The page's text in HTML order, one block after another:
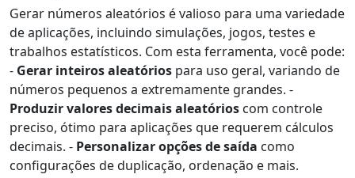
Gerar números aleatórios é valioso para uma variedade
de aplicações, incluindo simulações, jogos, testes e
trabalhos estatísticos. Com esta ferramenta, você pode:
- Gerar inteiros aleatórios para uso geral, variando de
números pequenos a extremamente grandes. -
Produzir valores decimais aleatórios com controle
preciso, ótimo para aplicações que requerem cálculos
decimais. - Personalizar opções de saída como
configurações de duplicação, ordenação e mais.